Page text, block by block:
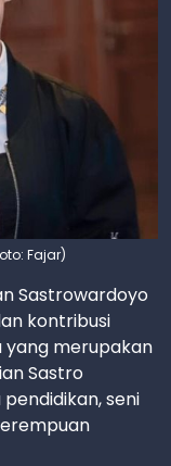
Fajar)
Sastrowardoyo
kontribusi
yang merupakan
Sastro
seni